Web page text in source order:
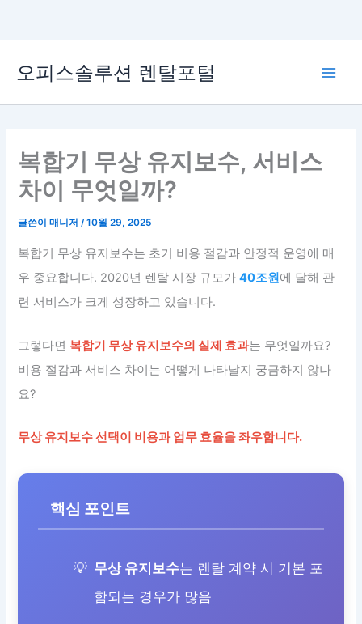
로
오피스솔루션 렌탈포털
복합기 무상 유지보수, 서비스
차이 무엇일까?
글쓴이매니저 /10월 29, 2025
복합기 무상 유지보수는 초기 비용 절감과 안정적 운영에 매
우 중요합니다. 2020년 렌탈 시장 규모가40조원에 달해 관
련 서비스가 크게 성장하고 있습니다.
그렇다면 복합기 무상 유지보수의 실제 효과는 무엇일까요?
비용 절감과 서비스 차이는 어떻게 나타날지 궁금하지 않나
요?
무상 유지보수 선택이 비용과 업무 효율을 좌우합니다.
핵심 포인트
무상 유지보수는 렌탈 계약 시 기본 포
함되는 경우가 많음